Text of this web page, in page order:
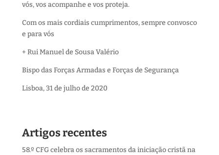
vós, vos acompanhe e vos proteja.
Com os mais cordiais cumprimentos, sempre convosco
e para vós
+ Rui Manuel de Sousa Valério
Bispo das Forças Armadas e Forças de Segurança
Lisboa, 31 de julho de 2020
Artigos recentes
58.º CFG celebra os sacramentos da iniciação cristã na